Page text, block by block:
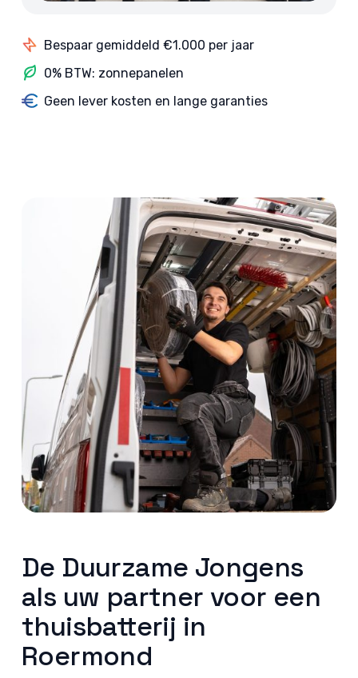
Bespaar gemiddeld €1.000 per jaar
0% BTW: zonnepanelen
Geen lever kosten en lange garanties
De Duurzame Jongens
als uw partner voor een
thuisbatterij in
Roermond